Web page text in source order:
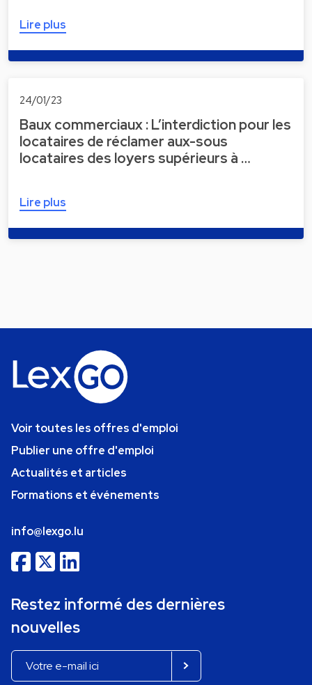
Lire plus
24/01/23
Baux commerciaux : L’interdiction pour les
locataires de réclamer aux-sous
locataires des loyers supérieurs à …
Lire plus
Voir toutes les offres d'emploi
Publier une offre d'emploi
Actualités et articles
Formations et événements
info@lexgo.lu
Restez informé des dernières
nouvelles